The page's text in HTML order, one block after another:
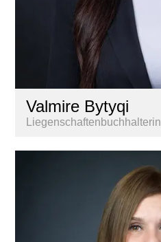
Valmire Bytyqi
Liegenschaftenbuchhalterin